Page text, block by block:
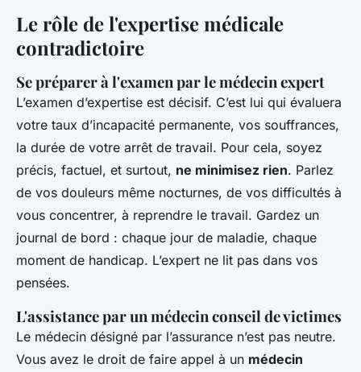
Le rôle de l'expertise médicale
contradictoire
Se préparer à l'examen par le médecin expert
L’examen d’expertise est décisif. C’est lui qui évaluera
votre taux d’incapacité permanente, vos souffrances,
la durée de votre arrêt de travail. Pour cela, soyez
précis, factuel, et surtout, ne minimisez rien. Parlez
de vos douleurs même nocturnes, de vos difficultés à
vous concentrer, à reprendre le travail. Gardez un
journal de bord : chaque jour de maladie, chaque
moment de handicap. L’expert ne lit pas dans vos
pensées.
L'assistance par un médecin conseil de victimes
Le médecin désigné par l’assurance n’est pas neutre.
Vous avez le droit de faire appel à un médecin